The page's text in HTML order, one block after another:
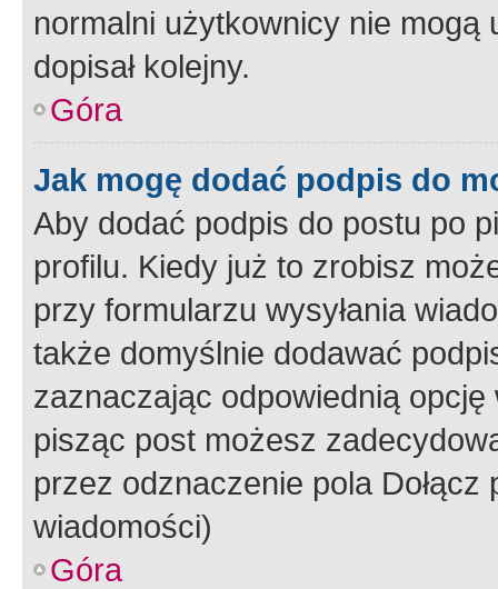
normalni użytkownicy nie
dopisał kolejny.
Góra
Jak mogę dodać podpis do
Aby dodać podpis do postu po
profilu. Kiedy już to zrobisz
przy formularzu wysyłania
także domyślnie dodawać
zaznaczając odpowiednią
pisząc post możesz
przez odznaczenie pola
wiadomości)
Góra